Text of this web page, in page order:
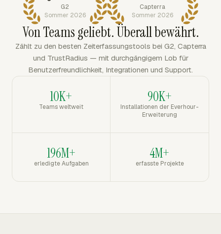
G2
Sommer 2026
Capterra
Sommer 2026
Von Teams geliebt. Überall bewährt.
Zählt zu den besten Zeiterfassungstools bei G2, Capterra
und TrustRadius — mit durchgängigem Lob für
Benutzerfreundlichkeit, Integrationen und Support.
10K+
Teams weltweit
90K+
Installationen der Everhour-
Erweiterung
196M+
erledigte Aufgaben
4M+
erfasste Projekte